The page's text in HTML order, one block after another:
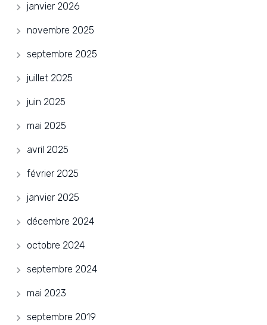
janvier 2026
novembre 2025
septembre 2025
juillet 2025
juin 2025
mai 2025
avril 2025
février 2025
janvier 2025
décembre 2024
octobre 2024
septembre 2024
mai 2023
septembre 2019